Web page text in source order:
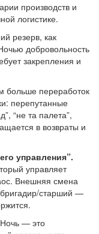
производств и
логистике.
резерв, как
добровольность
закрепления и
больше переработок
перепутанные
“не та палета”,
в возвраты и
управления”.
управляет
Внешняя смена
старший —
Ночь — это